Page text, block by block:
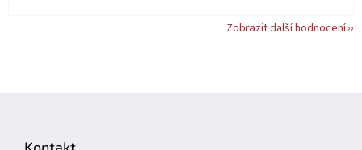
Zobrazit další hodnocení
Kontakt